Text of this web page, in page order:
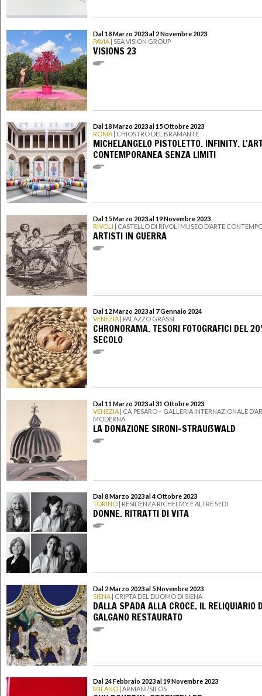
Dal 18 Marzo 2023 al 2 Novembre 2023
PAVIA | SEA VISION GROUP
VISIONS 23
Dal 18 Marzo 2023 al 15 Ottobre 2023
ROMA | CHIOSTRO DEL BRAMANTE
MICHELANGELO PISTOLETTO. INFINITY.
CONTEMPORANEA SENZA LIMITI
Dal 15 Marzo 2023 al 19 Novembre 2023
RIVOLI | CASTELLO DI RIVOLI MUSEO D’ARTE
ARTISTI IN GUERRA
Dal 12 Marzo 2023 al 7 Gennaio 2024
VENEZIA | PALAZZO GRASSI
CHRONORAMA. TESORI FOTOGRAFICI DEL
SECOLO
Dal 11 Marzo 2023 al 31 Ottobre 2023
VENEZIA | CA’ PESARO – GALLERIA INTERNAZIONALE
MODERNA
LA DONAZIONE SIRONI-STRAUẞWALD
Dal 8 Marzo 2023 al 4 Ottobre 2023
TORINO | RESIDENZA RICHELMY E ALTRE SEDI
DONNE. RITRATTI DI VITA
Dal 2 Marzo 2023 al 5 Novembre 2023
SIENA | CRIPTA DEL DUOMO DI SIENA
DALLA SPADA ALLA CROCE. IL RELIQUIARIO
GALGANO RESTAURATO
Dal 24 Febbraio 2023 al 19 Novembre 2023
MILANO | ARMANI/SILOS